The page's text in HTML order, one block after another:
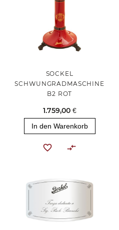
SOCKEL
SCHWUNGRADMASCHINE
B2 ROT
1.759,00 €
In den Warenkorb